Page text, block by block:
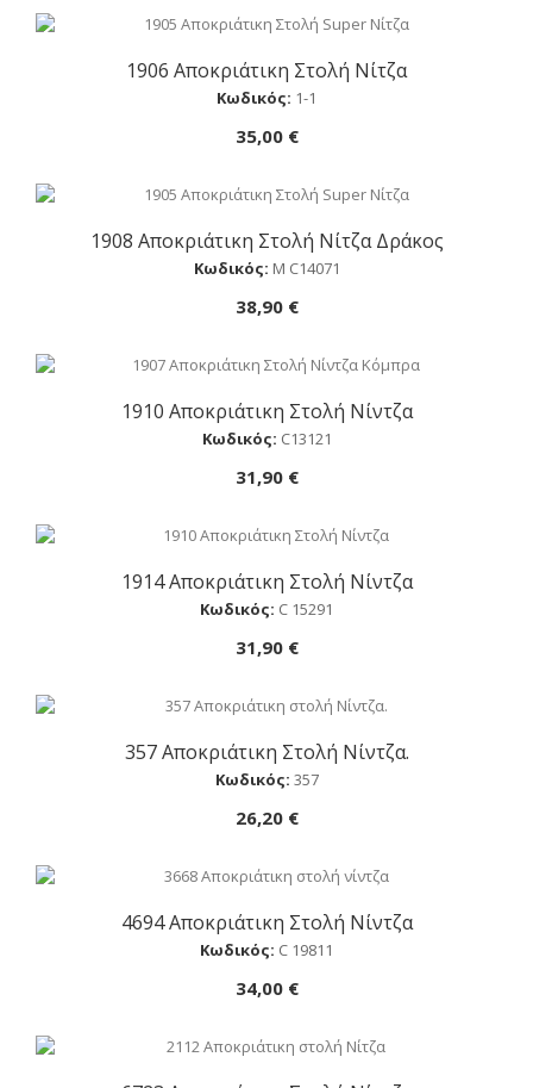
Αγορά
1906 Αποκριάτικη Στολή Νίτζα
Κωδικός: 1-1
35,00 €
Αγορά
1908 Αποκριάτικη Στολή Νίτζα Δράκος
Κωδικός: M C14071
38,90 €
Αγορά
1910 Αποκριάτικη Στολή Νίντζα
Κωδικός: C13121
31,90 €
Αγορά
1914 Αποκριάτικη Στολή Νίντζα
Κωδικός: C 15291
31,90 €
Αγορά
357 Αποκριάτικη Στολή Νίντζα.
Κωδικός: 357
26,20 €
Αγορά
4694 Αποκριάτικη Στολή Νίντζα
Κωδικός: C 19811
34,00 €